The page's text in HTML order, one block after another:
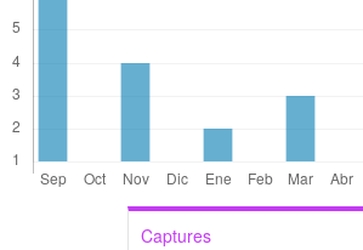
Captures